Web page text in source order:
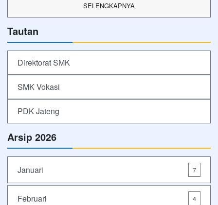
SELENGKAPNYA
Tautan
Direktorat SMK
SMK Vokasi
PDK Jateng
Arsip 2026
Januari 7
Februari 4